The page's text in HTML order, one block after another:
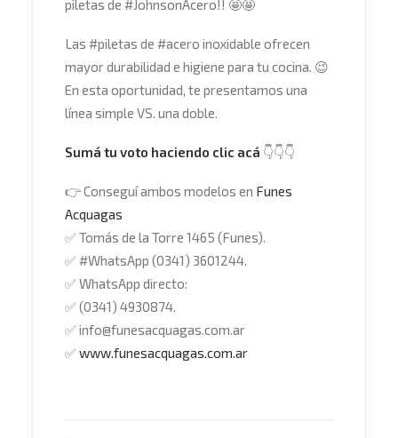
piletas de #JohnsonAcero!! 🤩🤩
Las #piletas de #acero inoxidable ofrecen
mayor durabilidad e higiene para tu cocina. 😉
En esta oportunidad, te presentamos una
línea simple VS. una doble.
Sumá tu voto haciendo clic acá 👇👇👇
👉Conseguí ambos modelos en Funes
Acquagas
✅Tomás de la Torre 1465 (Funes).
✅#WhatsApp (0341) 3601244.
✅WhatsApp directo:
✅(0341) 4930874.
✅info@funesacquagas.com.ar
✅www.funesacquagas.com.ar